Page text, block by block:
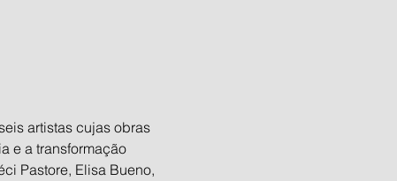
artistas cujas obras
e a transformação
Pastore, Elisa Bueno,